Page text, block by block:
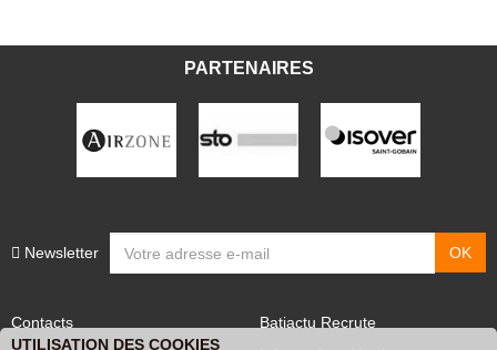
PARTENAIRES
Newsletter
Contacts
Batiactu Recrute
UTILISATION DES COOKIES